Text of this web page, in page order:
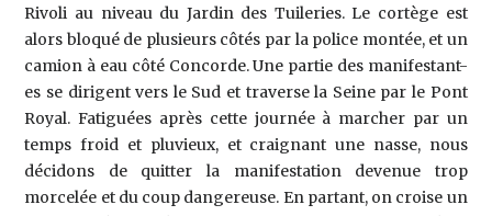
Rivoli au niveau du Jardin des Tuileries. Le cortège est
alors bloqué de plusieurs côtés par la police montée, et un
camion à eau côté Concorde. Une partie des manifestant-
es se dirigent vers le Sud et traverse la Seine par le Pont
Royal. Fatiguées après cette journée à marcher par un
temps froid et pluvieux, et craignant une nasse, nous
décidons de quitter la manifestation devenue trop
morcelée et du coup dangereuse. En partant, on croise un